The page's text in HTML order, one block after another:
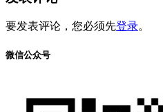
要发表评论，您必须先登录。
微信公众号